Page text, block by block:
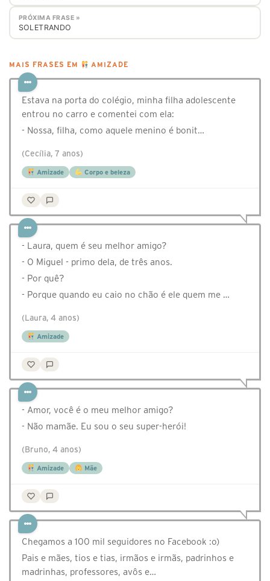
PRÓXIMA FRASE »
SOLETRANDO
MAIS FRASES EM AMIZADE
Estava na porta do colégio, minha filha adolescente
entrou no carro e comentei com ela:
- Nossa, filha, como aquele menino é bonit…
(Cecília, 7 anos)
Amizade Corpo e beleza
- Laura, quem é seu melhor amigo?
- O Miguel - primo dela, de três anos.
- Por quê?
- Porque quando eu caio no chão é ele quem me …
(Laura, 4 anos)
Amizade
- Amor, você é o meu melhor amigo?
- Não mamãe. Eu sou o seu super-herói!
(Bruno, 4 anos)
Amizade Mãe
Chegamos a 100 mil seguidores no Facebook :o)
Pais e mães, tios e tias, irmãos e irmãs, padrinhos e
madrinhas, professores, avôs e…